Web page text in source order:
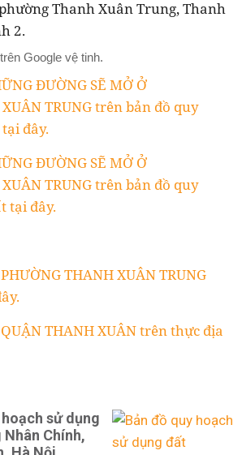
Google vệ tinh.
ĐƯỜNG SẼ MỞ Ở
TRUNGtrên bản đồ quy
đây.
ĐƯỜNG SẼ MỞ Ở
TRUNGtrên bản đồ quy
tại đây.
THANH XUÂN TRUNG
THANH XUÂN trên thực địa
sử dụng
Chính,